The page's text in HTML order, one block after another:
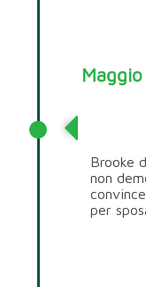
Brooke
non
per